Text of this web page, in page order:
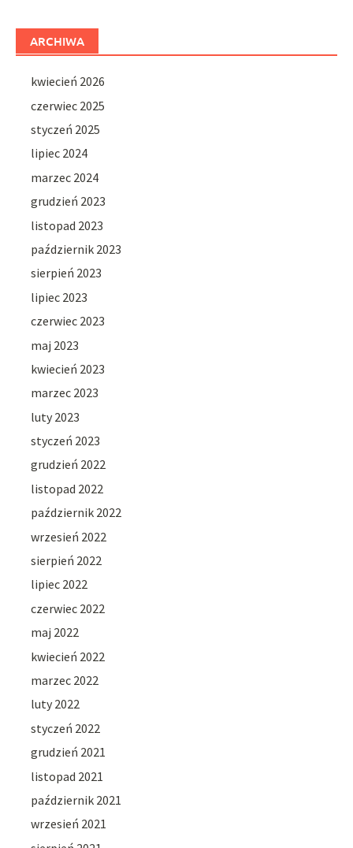
ARCHIWA
kwiecień 2026
czerwiec 2025
styczeń 2025
lipiec 2024
marzec 2024
grudzień 2023
listopad 2023
październik 2023
sierpień 2023
lipiec 2023
czerwiec 2023
maj 2023
kwiecień 2023
marzec 2023
luty 2023
styczeń 2023
grudzień 2022
listopad 2022
październik 2022
wrzesień 2022
sierpień 2022
lipiec 2022
czerwiec 2022
maj 2022
kwiecień 2022
marzec 2022
luty 2022
styczeń 2022
grudzień 2021
listopad 2021
październik 2021
wrzesień 2021